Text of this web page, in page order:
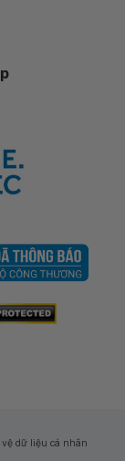
dữ liệu cá nhân